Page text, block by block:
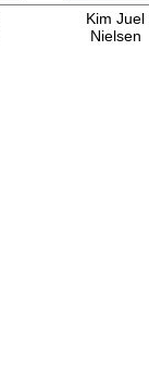
Kim Juel
Nielsen